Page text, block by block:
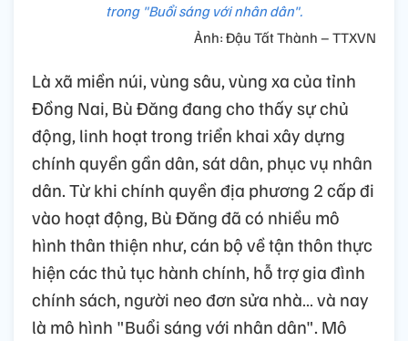
trong "Buổi sáng với nhân dân".
Ảnh: Đậu Tất Thành – TTXVN
Là xã miền núi, vùng sâu, vùng xa của tỉnh
Đồng Nai, Bù Đăng đang cho thấy sự chủ
động, linh hoạt trong triển khai xây dựng
chính quyền gần dân, sát dân, phục vụ nhân
dân. Từ khi chính quyền địa phương 2 cấp đi
vào hoạt động, Bù Đăng đã có nhiều mô
hình thân thiện như, cán bộ về tận thôn thực
hiện các thủ tục hành chính, hỗ trợ gia đình
chính sách, người neo đơn sửa nhà… và nay
là mô hình "Buổi sáng với nhân dân". Mô